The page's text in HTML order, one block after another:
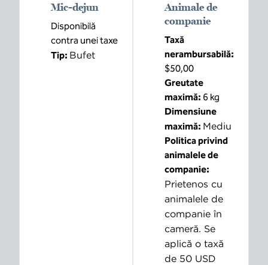
Mic-dejun
Disponibilă
contra unei taxe
Tip: Bufet
Animale de
companie
Taxă
nerambursabilă:
$50,00
Greutate
maximă: 6 kg
Dimensiune
maximă: Mediu
Politica privind
animalele de
companie:
Prietenos cu
animalele de
companie în
cameră. Se
aplică o taxă
de 50 USD